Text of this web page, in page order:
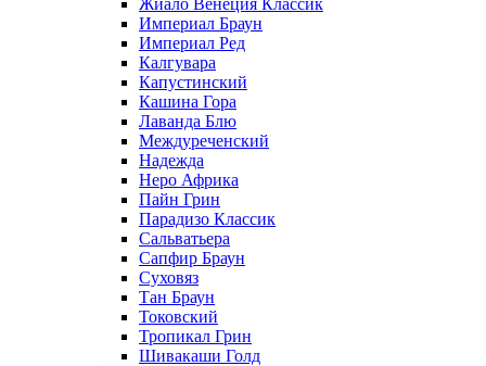
Жиало Венеция Классик
Империал Браун
Империал Ред
Калгувара
Капустинский
Кашина Гора
Лаванда Блю
Междуреченский
Надежда
Неро Африка
Пайн Грин
Парадизо Классик
Сальватьера
Сапфир Браун
Суховяз
Тан Браун
Токовский
Тропикал Грин
Шивакаши Голд